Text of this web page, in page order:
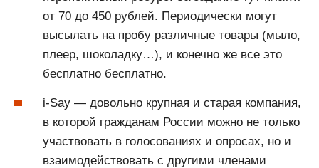
от 70 до 450 рублей. Периодически могут
высылать на пробу различные товары (мыло,
плеер, шоколадку…), и конечно же все это
бесплатно бесплатно.
i-Say — довольно крупная и старая компания,
в которой гражданам России можно не только
участвовать в голосованиях и опросах, но и
взаимодействовать с другими членами